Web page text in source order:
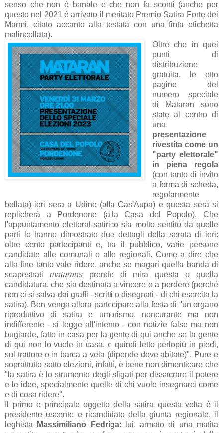
senso che non è banale e che non fa sconti (anche per
questo nel 2021 è arrivato il meritato Premio Satira Forte dei
Marmi, citato accanto alla testata con una finta etichetta
malincollata).
Oltre che in quei
punti di
distribuzione
gratuita, le otto
pagine del
numero speciale
di Mataran sono
state al centro di
una
presentazione
rivestita come un
"party elettorale"
in piena regola
(con tanto di invito
a forma di scheda,
regolarmente
bollata) ieri sera a Udine (alla Cas'Aupa) e questa sera si
replicherà a Pordenone (alla Casa del Popolo). Che
l'appuntamento elettoral-satirico sia molto sentito da quelle
parti lo hanno dimostrato due dettagli della serata di ieri:
oltre cento partecipanti e, tra il pubblico, varie persone
candidate alle comunali o alle regionali. Come a dire che
alla fine tanto vale ridere, anche se magari quella banda di
scapestrati mataransprende di mira questa o quella
candidatura, che sia destinata a vincere o a perdere (perché
non ci si salva dai graffi - scritti o disegnati - di chi esercita la
satira). Ben venga allora parteciparealla festa di "un organo
riproduttivodi satira e umorismo, noncurante ma non
indifferente- si legge all'interno - con notizie false ma non
bugiarde, fatto in casa per la gentedi qui anche se la gente
di qui non lovuole in casa, e quindi letto perlopiù in piedi,
sul trattore o in barca a vela (dipende dove abitate)". Pure e
soprattutto sotto elezioni, infatti, è bene non dimenticare che
" la satira è lostrumento degli sfigati per dissacrare il potere
e le idee, specialmente quelle di chi vuole insegnarci come
e di cosa ridere".
Il primo e principale oggetto della satira questa volta è il
presidente uscente e ricandidato della giunta regionale, il
leghista
Massimiliano Fedriga: lui, armato di una matita